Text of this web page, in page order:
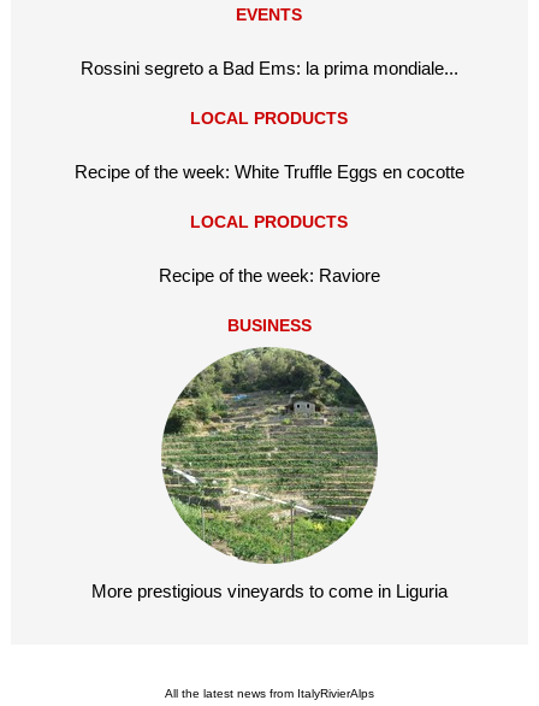
EVENTS
Rossini segreto a Bad Ems: la prima mondiale...
LOCAL PRODUCTS
Recipe of the week: White Truffle Eggs en cocotte
LOCAL PRODUCTS
Recipe of the week: Raviore
BUSINESS
More prestigious vineyards to come in Liguria
All the latest news from ItalyRivierAlps